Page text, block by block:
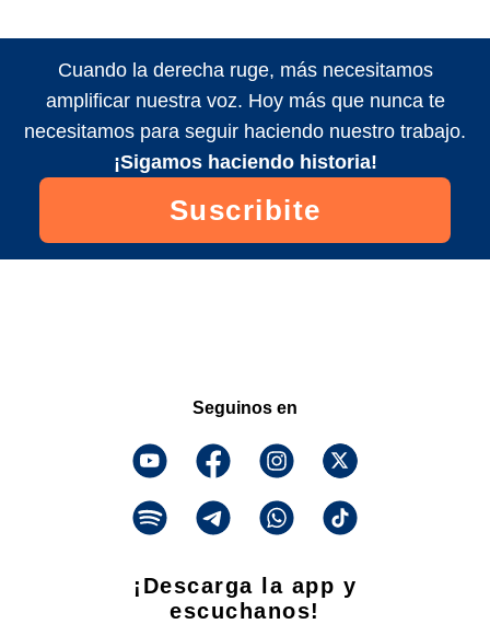
Cuando la derecha ruge, más necesitamos
amplificar nuestra voz. Hoy más que nunca te
necesitamos para seguir haciendo nuestro trabajo.
¡Sigamos haciendo historia!
Suscribite
Seguinos en
¡Descarga la app y
escuchanos!